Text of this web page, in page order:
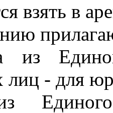
взять в
из
- для
Единого